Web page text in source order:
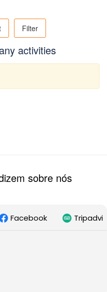
Filter
activities
sobre nós
Facebook